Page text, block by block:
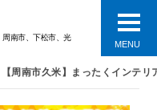
周南市、下松市、光
MENU
【周南市久米】まったくインテ